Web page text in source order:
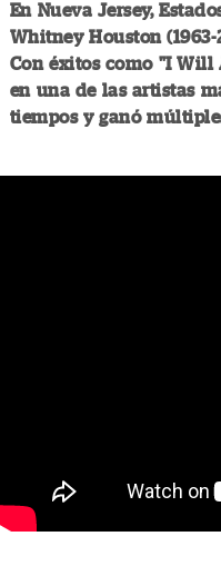
En Nueva Jersey,
Whitney Houston
Con éxitos como "I Will
en una de las artistas
tiempos y ganó